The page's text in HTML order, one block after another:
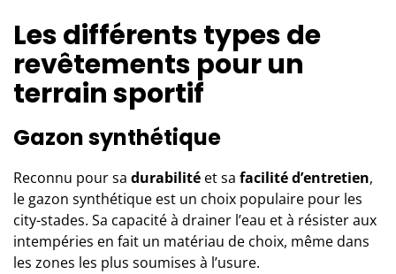
Les différents types de
revêtements pour un
terrain sportif
Gazon synthétique
Reconnu pour sa durabilité et sa facilité d’entretien,
le gazon synthétique est un choix populaire pour les
city-stades. Sa capacité à drainer l’eau et à résister aux
intempéries en fait un matériau de choix, même dans
les zones les plus soumises à l’usure.